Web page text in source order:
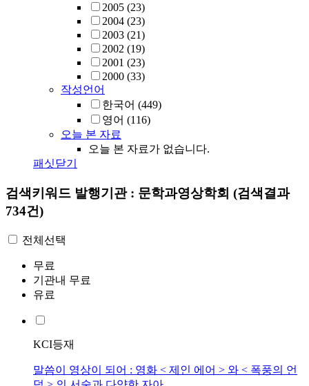
2005 (23)
2004 (23)
2003 (21)
2002 (19)
2001 (23)
2000 (33)
작성언어
한국어 (449)
영어 (116)
오늘 본 자료
오늘 본 자료가 없습니다.
패싯닫기
검색키워드 발행기관 : 문학과영상학회 (검색결과
734건)
전체선택
무료
기관내 무료
유료
KCI등재
말씀이 영상이 되어 : 영화 < 제인 에어 > 와 < 폭풍의 언